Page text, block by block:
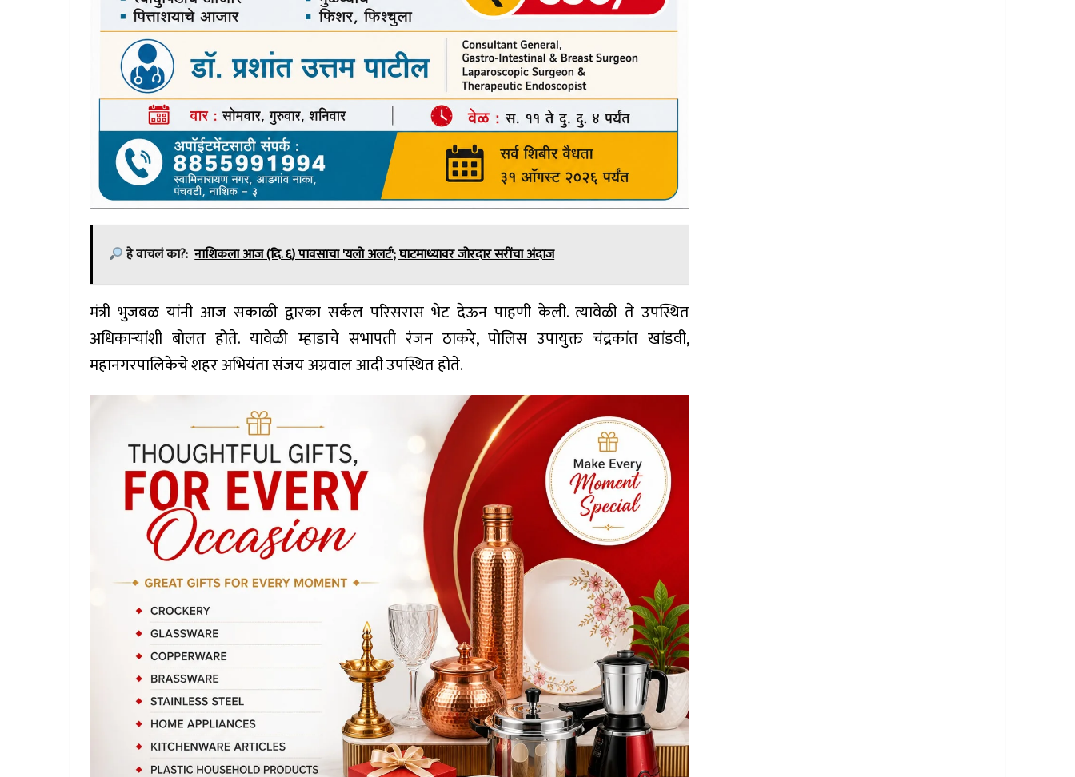
हे वाचलं का?: नाशिकला आज (दि. ६) पावसाचा 'यलो अलर्ट'; घाटमाथ्यावर जोरदार सरींचा अंदाज
मंत्री भुजबळ यांनी आज सकाळी द्वारका सर्कल परिसरास भेट देऊन पाहणी केली. त्यावेळी ते उपस्थित
अधिकाऱ्यांशी बोलत होते. यावेळी म्हाडाचे सभापती रंजन ठाकरे, पोलिस उपायुक्त चंद्रकांत खांडवी,
महानगरपालिकेचे शहर अभियंता संजय अग्रवाल आदी उपस्थित होते.